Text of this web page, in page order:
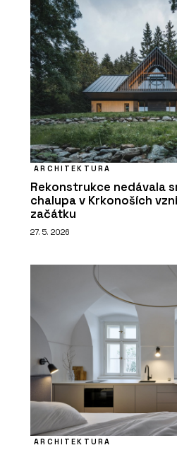
ARCHITEKTURA
Rekonstrukce nedávala
chalupa v Krkonoších
začátku
27. 5. 2026
ARCHITEKTURA